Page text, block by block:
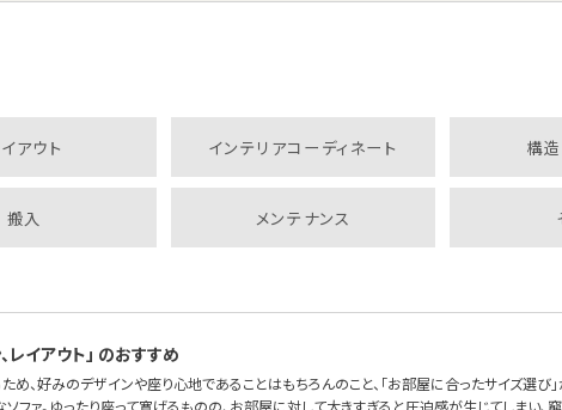
アウト インテリアコーディネート 構
搬入 メンテナンス
レイアウト」 のおすすめ
め、好みのデザインや座り心地であることはもちろんのこと、「お部屋に合ったサイズ選び」